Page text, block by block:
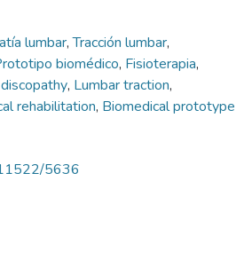
lumbar,Tracción lumbar,
biomédico, Fisioterapia,
, Lumbar traction,
rehabilitation, Biomedical prototype
5636